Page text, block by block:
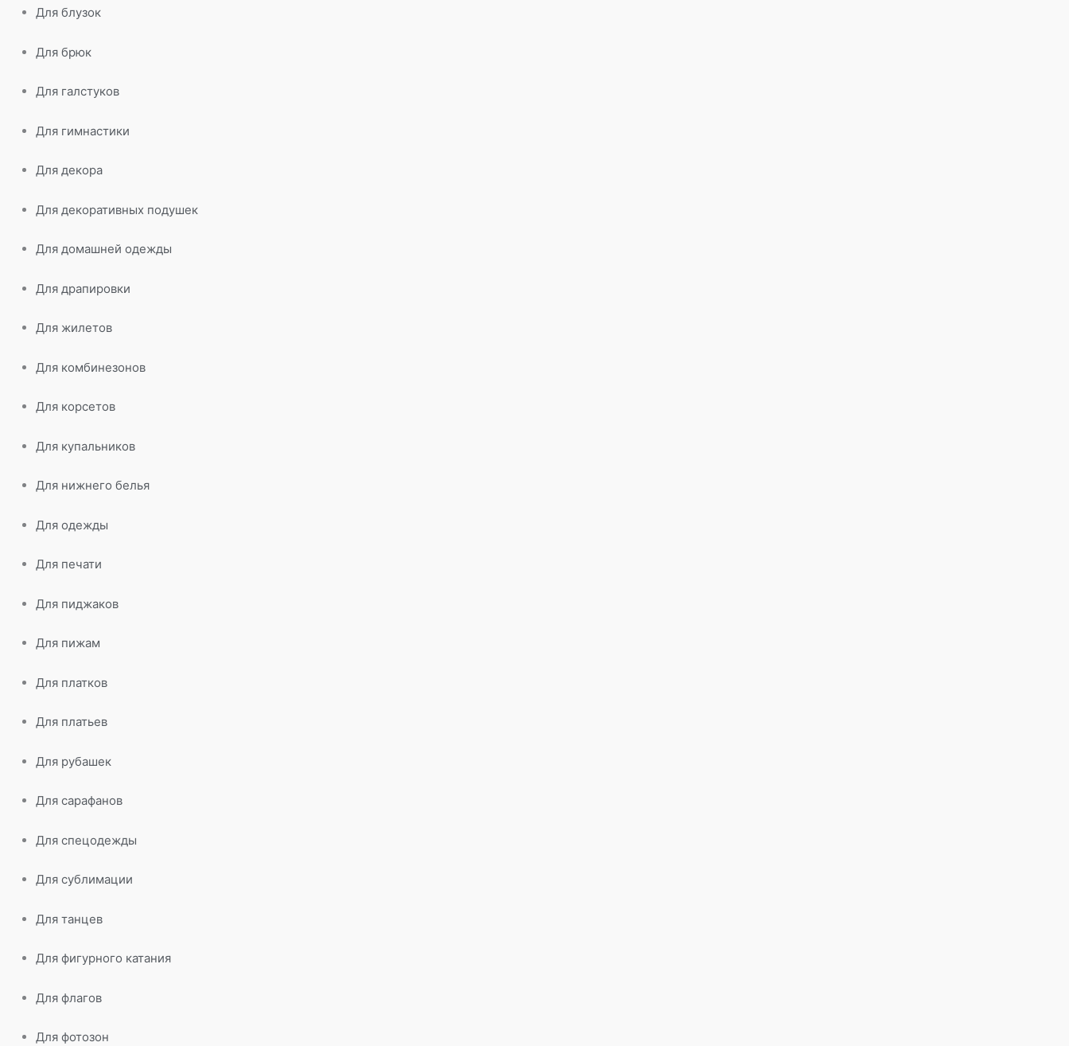
Для блузок
Для брюк
Для галстуков
Для гимнастики
Для декора
Для декоративных подушек
Для домашней одежды
Для драпировки
Для жилетов
Для комбинезонов
Для корсетов
Для купальников
Для нижнего белья
Для одежды
Для печати
Для пиджаков
Для пижам
Для платков
Для платьев
Для рубашек
Для сарафанов
Для спецодежды
Для сублимации
Для танцев
Для фигурного катания
Для флагов
Для фотозон